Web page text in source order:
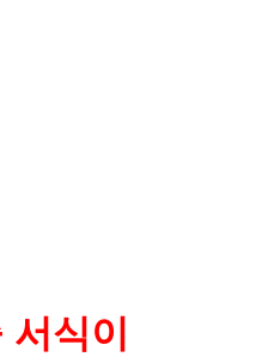
서식이